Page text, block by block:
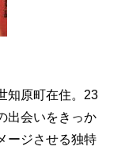
知原町在住。23
出会いをきっか
ージさせる独特